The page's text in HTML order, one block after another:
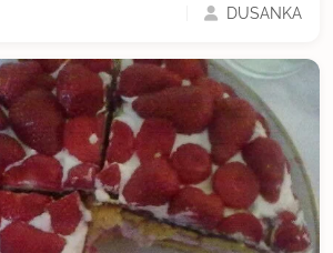
DUŠANKA